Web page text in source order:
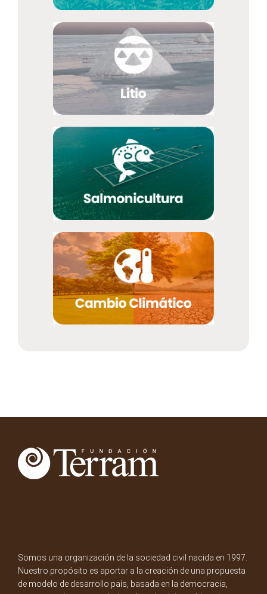
Somos una organización de la sociedad civil nacida en 1997.
Nuestro propósito es aportar a la creación de una propuesta
de modelo de desarrollo país, basada en la democracia,